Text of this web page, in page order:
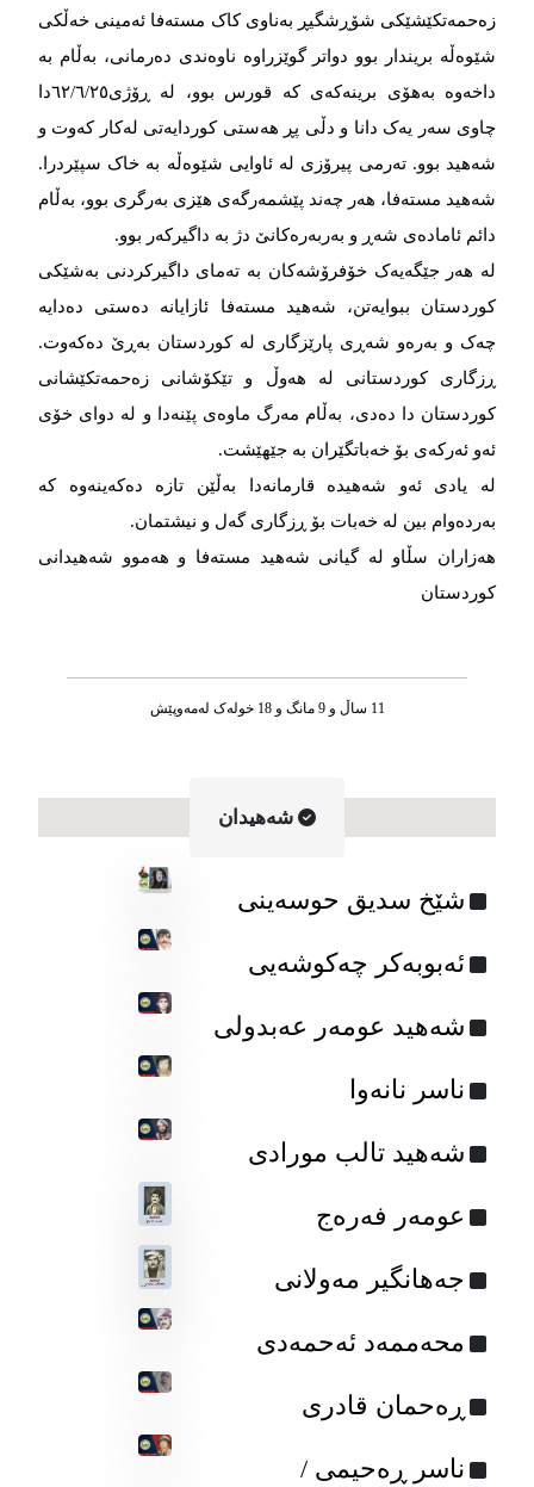
زەحمەتکێشێکی شۆڕشگیڕ بەناوی کاک مستەفا ئەمینی خەڵکی
شێوەڵە بریندار بوو دواتر گوێزراوە ناوەندی دەرمانی، بەڵام بە
داخەوە بەهۆی برینەکەی کە قورس بوو، لە ڕۆژی٦۲/٦/۲٥دا
چاوی سەر یەک دانا و دڵی پڕ هەستی کوردایەتی لەکار کەوت و
شەهید بوو. تەرمی پیرۆزی لە ئاوایی شێوەڵە بە خاک سپێردرا.
شەهید مستەفا، هەر چەند پێشمەرگەی هێزی بەرگری بوو، بەڵام
دائم ئامادەی شەڕ و بەربەرەکانێ دژ بە داگیرکەر بوو.
لە هەر جێگەیەک خۆفرۆشەکان بە تەمای داگیرکردنی بەشێکی
کوردستان ببوایەتن، شەهید مستەفا ئازایانە دەستی دەدایە
چەک و بەرەو شەڕی پارێزگاری لە کوردستان بەڕێ دەکەوت.
ڕزگاری کوردستانی لە هەوڵ و تێکۆشانی زەحمەتکێشانی
کوردستان دا دەدی، بەڵام مەرگ ماوەی پێنەدا و لە دوای خۆی
ئەو ئەرکەی بۆ خەباتگێران بە جێهێشت.
لە یادی ئەو شەهیدە قارمانەدا بەڵێن تازە دەکەینەوە کە
بەردەوام بین لە خەبات بۆ ڕزگاری گەل و نیشتمان.
هەزاران سڵاو لە گیانی شەهید مستەفا و هەموو شەهیدانی
کوردستان
11 ساڵ و 9 مانگ و 18 خوله‌ک له‌مه‌وپێش‌
شه‌هیدان
شێخ سدیق حوسەینی
ئه‌بوبه‌کر چه‌کوشه‌یی
شەهید عومه‌ر عه‌بدولی
ناسر نانه‌وا
شه‌هید تالب مورادی
عومه‌ر فه‌ره‌ج
جه‌هانگیر مه‌ولانی
محه‌ممه‌د ئه‌حمه‌دی
ڕه‌حمان قادری
ناسر ڕەحیمی /